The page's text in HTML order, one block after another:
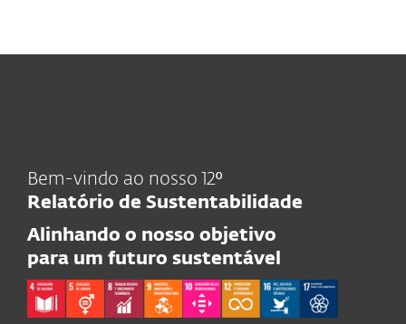
Bem-vindo ao nosso 12º
Relatório de Sustentabilidade
Alinhando o nosso objetivo
para um futuro sustentável